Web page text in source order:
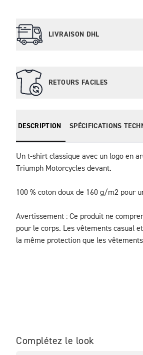
LIVRAISON DHL
RETOURS FACILES
DESCRIPTION SPÉCIFICATIONS
Un t-shirt classique avec un logo en
Triumph Motorcycles devant.
100 % coton doux de 160 g/m2 pour
Avertissement : Ce produit ne
pour le corps. Les vêtements casual
la même protection que les
Complétez le look